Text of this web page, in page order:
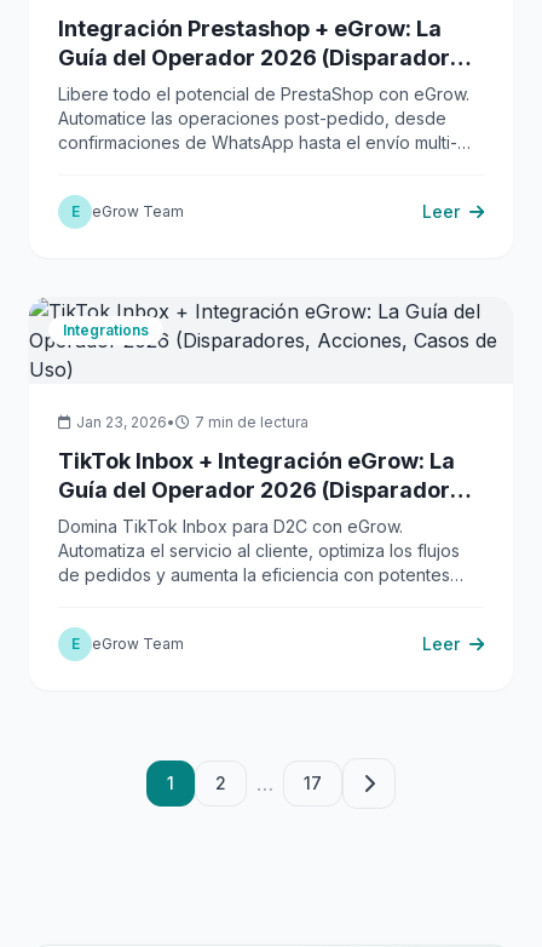
Integración Prestashop + eGrow: La
Guía del Operador 2026 (Disparadores,
Acciones, Casos de Uso)
Libere todo el potencial de PrestaShop con eGrow.
Automatice las operaciones post-pedido, desde
confirmaciones de WhatsApp hasta el envío multi-
eficiencia y las ventas.
E eGrow Team Leer
Integrations
Jan 23, 2026• 7 min de lectura
TikTok Inbox + Integración eGrow: La
Guía del Operador 2026 (Disparadores,
Acciones, Casos de Uso)
Domina TikTok Inbox para D2C con eGrow.
Automatiza el servicio al cliente, optimiza los flujos
de pedidos y aumenta la eficiencia con potentes
E eGrow Team Leer
1 2 … 17